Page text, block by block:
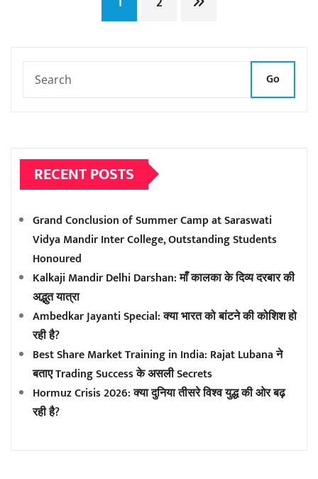
Go
RECENT POSTS
Grand Conclusion of Summer Camp at Saraswati
Vidya Mandir Inter College, Outstanding Students
Honoured
Kalkaji Mandir Delhi Darshan: माँ कालका के दिव्य दरबार की
अद्भुत यात्रा
Ambedkar Jayanti Special: क्या भारत को बांटने की कोशिश हो
रही है?
Best Share Market Training in India: Rajat Lubana ने
बताए Trading Success के असली Secrets
Hormuz Crisis 2026: क्या दुनिया तीसरे विश्व युद्ध की ओर बढ़
रही है?